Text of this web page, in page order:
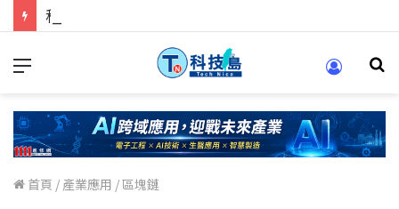
科技人找工作，就到TECH+ 科技專區!
首頁 / 產業應用 /區塊鏈